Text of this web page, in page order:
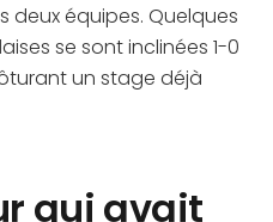
deux équipes. Quelques
se sont inclinées 1-0
un stage déjà
qui avait